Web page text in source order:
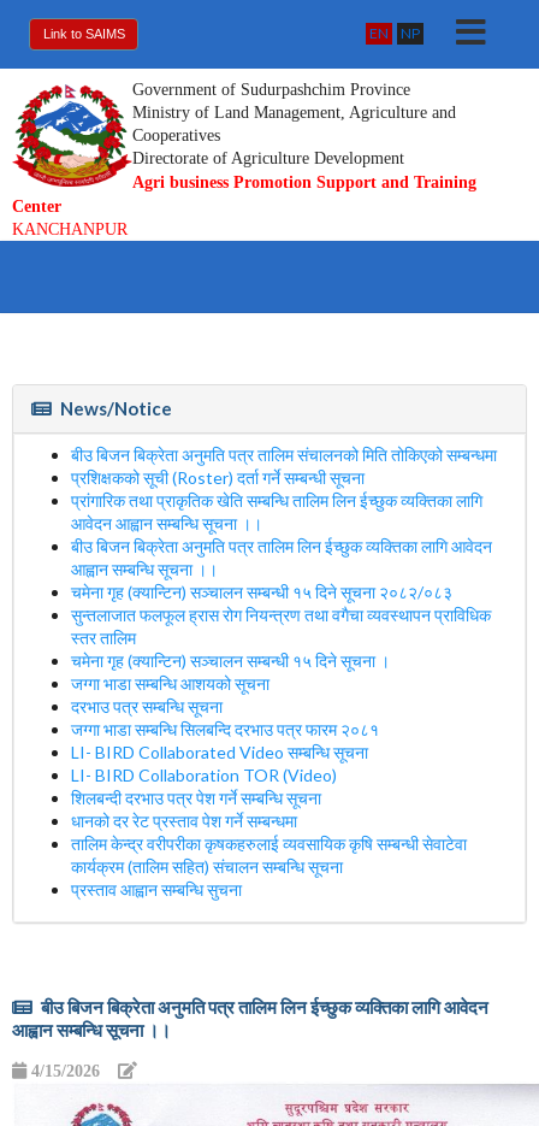
Link to SAIMS EN NP
Government of Sudurpashchim Province
Ministry of Land Management, Agriculture and
Cooperatives
Directorate of Agriculture Development
Agri business Promotion Support and Training
Center
KANCHANPUR
News/Notice
बीउ बिजन बिक्रेता अनुमति पत्र तालिम संचालनको मिति तोकिएको सम्बन्धमा
प्रशिक्षकको सूची (Roster) दर्ता गर्ने सम्बन्धी सूचना
प्रांगारिक तथा प्राकृतिक खेति सम्बन्धि तालिम लिन ईच्छुक व्यक्तिका लागि
आवेदन आह्वान सम्बन्धि सूचना ।।
बीउ बिजन बिक्रेता अनुमति पत्र तालिम लिन ईच्छुक व्यक्तिका लागि आवेदन
आह्वान सम्बन्धि सूचना ।।
चमेना गृह (क्यान्टिन) सञ्चालन सम्बन्धी १५ दिने सूचना २०८२/०८३
सुन्तलाजात फलफूल ह्रास रोग नियन्त्रण तथा वगैचा व्यवस्थापन प्राविधिक
स्तर तालिम
चमेना गृह (क्यान्टिन) सञ्चालन सम्बन्धी १५ दिने सूचना ।
जग्गा भाडा सम्बन्धि आशयको सूचना
दरभाउ पत्र सम्बन्धि सूचना
जग्गा भाडा सम्बन्धि सिलबन्दि दरभाउ पत्र फारम २०८१
LI- BIRD Collaborated Video सम्बन्धि सूचना
LI- BIRD Collaboration TOR (Video)
शिलबन्दी दरभाउ पत्र पेश गर्ने सम्बन्धि सूचना
धानको दर रेट प्रस्ताव पेश गर्ने सम्बन्धमा
तालिम केन्द्र वरीपरीका कृषकहरुलाई व्यवसायिक कृषि सम्बन्धी सेवाटेवा
कार्यक्रम (तालिम सहित) संचालन सम्बन्धि सूचना
प्रस्ताव आह्वान सम्बन्धि सुचना
बीउ बिजन बिक्रेता अनुमति पत्र तालिम लिन ईच्छुक व्यक्तिका लागि आवेदन
आह्वान सम्बन्धि सूचना ।।
4/15/2026